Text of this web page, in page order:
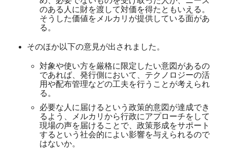
のある人に財を渡して対価を得たともいえる。
そうした価値をメルカリが提供している面があ
る。
そのほか以下の意見が出されました。
対象や使い方を厳格に限定したい意図があるの
であれば、発行側において、テクノロジーの活
用や配布管理などの工夫を行うことが考えられ
る。
必要な人に届けるという政策的意図が達成でき
るよう、メルカリから行政にアプローチをして
現場の声を届けることで、政策形成をサポート
するという社会的によい影響を与えられるので
はないか。